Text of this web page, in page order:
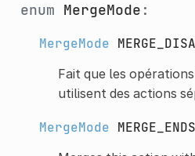
enum MergeMode :
MergeMode
Fait que les
utilisent des actions
MergeMode MERGE_ENDS